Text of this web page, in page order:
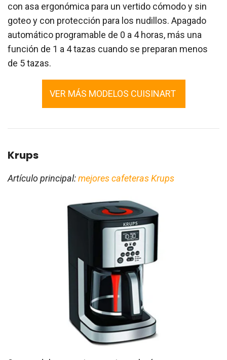
con asa ergonómica para un vertido cómodo y sin
goteo y con protección para los nudillos. Apagado
automático programable de 0 a 4 horas, más una
función de 1 a 4 tazas cuando se preparan menos
de 5 tazas.
VER MÁS MODELOS CUISINART
Krups
Artículo principal:mejores cafeteras Krups